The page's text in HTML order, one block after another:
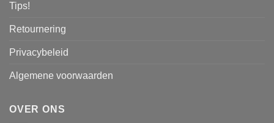
Tips!
Retournering
Privacybeleid
Algemene voorwaarden
OVER ONS